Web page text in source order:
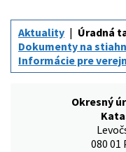
Aktuality
Úradná
Dokumenty na
Informácie pre
Okresný
080 01